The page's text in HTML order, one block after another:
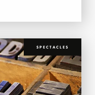
SPECTACLES